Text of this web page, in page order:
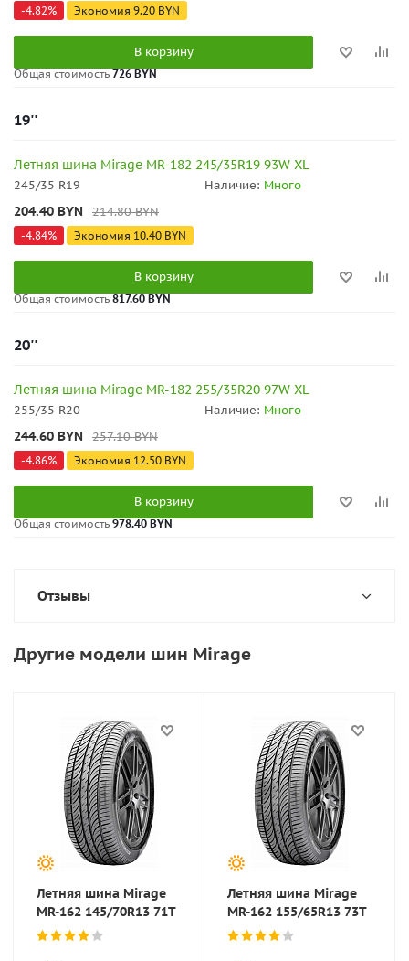
-4.82% Экономия 9.20 BYN
В корзину
Общая стоимость726 BYN
19''
Летняя шина Mirage MR-182 245/35R19 93W XL
245/35 R19 Наличие: Много
204.40 BYN 214.80BYN
-4.84% Экономия 10.40 BYN
В корзину
Общая стоимость817.60 BYN
20''
Летняя шина Mirage MR-182 255/35R20 97W XL
255/35 R20 Наличие: Много
244.60 BYN 257.10BYN
-4.86% Экономия 12.50 BYN
В корзину
Общая стоимость978.40 BYN
Отзывы
Другие модели шин Mirage
Летняя шина Mirage
MR-162 145/70R13 71T
Летняя шина Mirage
MR-162 155/65R13 73T